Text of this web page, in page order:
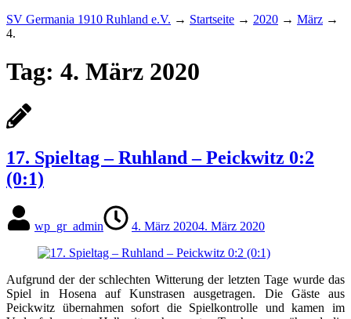
SV Germania 1910 Ruhland e.V. → Startseite → 2020 → März →
4.
Tag: 4. März 2020
17. Spieltag – Ruhland – Peickwitz 0:2
(0:1)
wp_gr_admin 4. März 20204. März 2020
Aufgrund der der schlechten Witterung der letzten Tage wurde das
Spiel in Hosena auf Kunstrasen ausgetragen. Die Gäste aus
Peickwitz übernahmen sofort die Spielkontrolle und kamen im